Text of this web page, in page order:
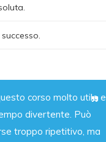
corso molto utile e
divertente. Può
troppo ripetitivo, ma